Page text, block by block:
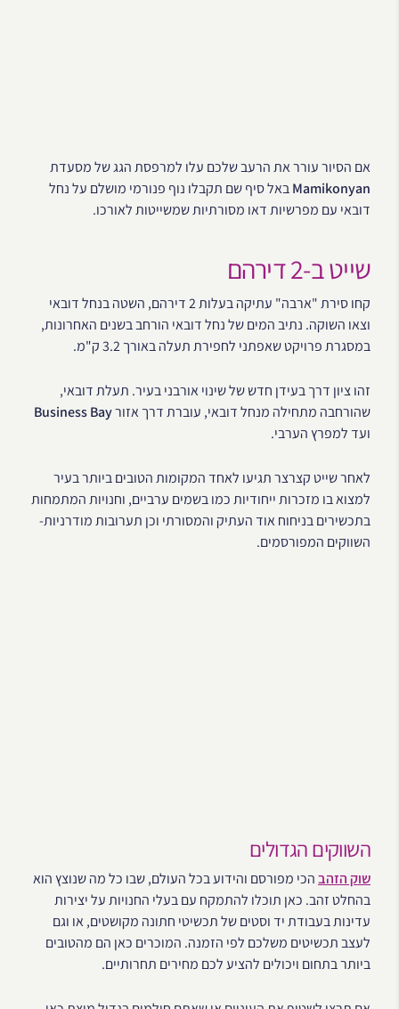
אם הסיור עורר את הרעב שלכם עלו למרפסת הגג של מסעדת
Mamikonyanבאל סיף שם תקבלו נוף פנורמי מושלם על נחל
דובאי עם מפרשיות דאו מסורתיות שמשייטות לאורכו.
שייט ב-2 דירהם
קחו סירת "ארבה" עתיקה בעלות 2 דירהם, השטה בנחל דובאי
וצאו השוקה. נתיב המים של נחל דובאי הורחב בשנים האחרונות,
במסגרת פרויקט שאפתני לחפירת תעלה באורך 3.2 ק"מ.
זהו ציון דרך בעידן חדש של שינוי אורבני בעיר. תעלת דובאי,
שהורחבה מתחילה מנחל דובאי, עוברת דרך אזורBusiness Bay
ועד למפרץ הערבי.
לאחר שייט קצרצר תגיעו לאחד המקומות הטובים ביותר בעיר
למצוא בו מזכרות ייחודיות כמו בשמים ערביים, וחנויות המתמחות
בתכשירים בניחוח אוד העתיק והמסורתי וכן תערובות מודרניות-
השווקים המפורסמים.
השווקים הגדולים
שוק הזהבהכי מפורסם והידוע בכל העולם, שבו כל מה שנוצץ הוא
בהחלט זהב. כאן תוכלו להתמקח עם בעלי החנויות על יצירות
עדינות בעבודת יד וסטים של תכשיטי חתונה מקושטים, או וגם
לעצב תכשיטים משלכם לפי הזמנה. המוכרים כאן הם מהטובים
ביותר בתחום ויכולים להציע לכם מחירים תחרותיים.